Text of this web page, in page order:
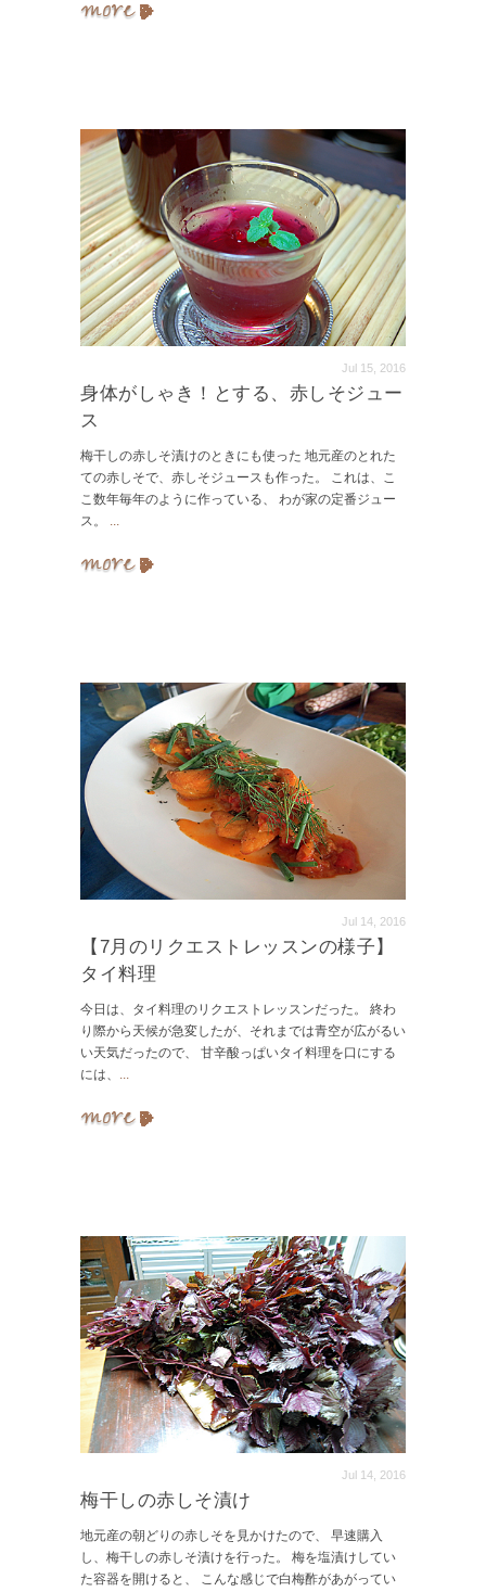
Jul 15, 2016
身体がしゃき！とする、赤しそジュー
ス
梅干しの赤しそ漬けのときにも使った 地元産のとれた
ての赤しそで、赤しそジュースも作った。 これは、こ
こ数年毎年のように作っている、 わが家の定番ジュー
ス。 ...
Jul 14, 2016
【7月のリクエストレッスンの様子】
タイ料理
今日は、タイ料理のリクエストレッスンだった。 終わ
り際から天候が急変したが、それまでは青空が広がるい
い天気だったので、 甘辛酸っぱいタイ料理を口にする
には、 ...
Jul 14, 2016
梅干しの赤しそ漬け
地元産の朝どりの赤しそを見かけたので、 早速購入
し、梅干しの赤しそ漬けを行った。 梅を塩漬けしてい
た容器を開けると、 こんな感じで白梅酢があがってい